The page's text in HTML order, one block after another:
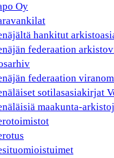
Oy
hankitut
federaation
federaation
sotilasasiakirjat
maakunta-